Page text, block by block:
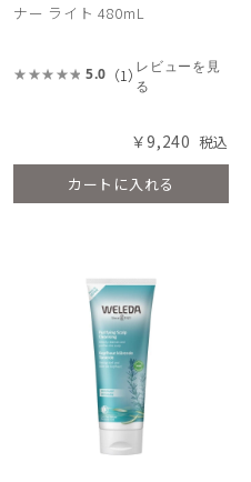
ナー ライト 480mL
5.0 （1） レビューを見
る
￥9,240
カートに入れる